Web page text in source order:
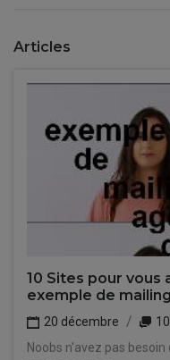
Articles
10 Sites pour vous
exemple de
20 décembre
Noobs n'avez pas